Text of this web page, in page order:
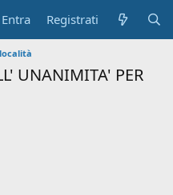
Entra Registrati
UNANIMITA' PER